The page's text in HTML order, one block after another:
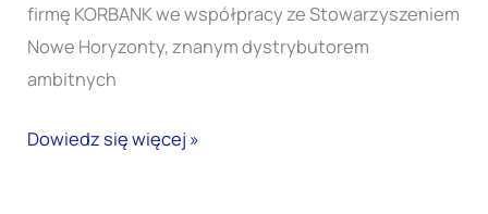
firmę KORBANK we współpracy ze Stowarzyszeniem
Nowe Horyzonty, znanym dystrybutorem
ambitnych
Dowiedz się więcej »